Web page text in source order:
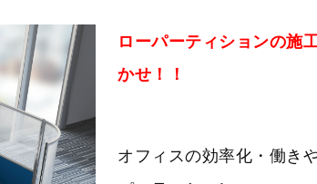
ローパーティションの施
かせ！！
オフィスの効率化・働き